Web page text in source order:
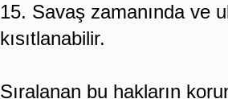
15. Savaş zamanında ve
kısıtlanabilir.
Sıralanan bu hakların